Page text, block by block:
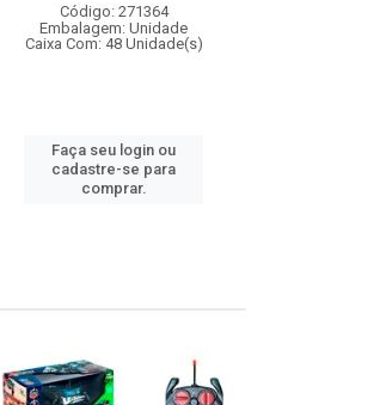
Código: 271364
Embalagem: Unidade
Caixa Com: 48 Unidade(s)
Faça seu login ou
cadastre-se para
comprar.